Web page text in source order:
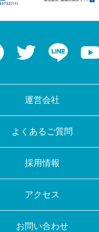
Facebook Twitter LINE
運営会社
よくあるご質問
採用情報
アクセス
お問い合わせ